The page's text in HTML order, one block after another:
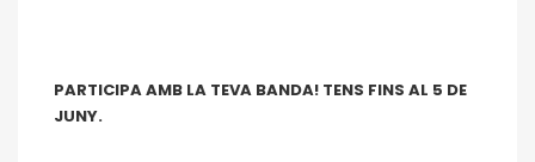
PARTICIPA AMB LA TEVA BANDA! TENS FINS AL 5 DE
JUNY.